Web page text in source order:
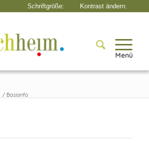
Menü
/ Basisinfo